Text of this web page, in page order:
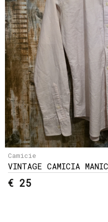
resi
Metodi
di
pagamento
Privacy
Policy
Il
mio
account
Camicie
VINTAGE CAMICIA
€ 25